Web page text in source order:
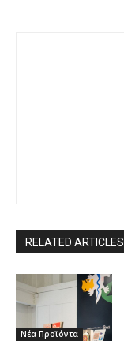
RELATED ARTICLES
Νέα Προϊόντα